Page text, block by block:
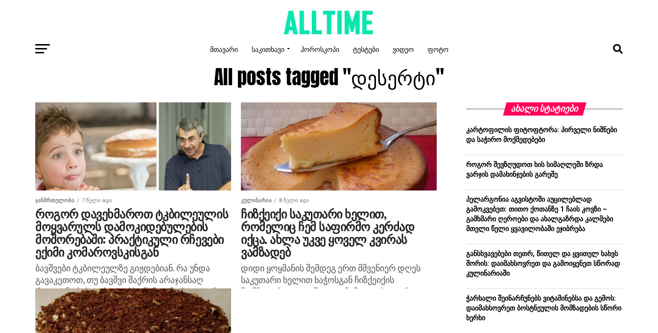
ᲛᲗᲐᲕᲐᲠᲘ ᲡᲐᲙᲘᲗᲮᲐᲕᲘ ᲰᲝᲠᲝᲡᲙᲝᲞᲘ ᲢᲔᲡᲢᲔᲑᲘ ᲕᲘᲓᲔᲝ ᲤᲝᲢᲝ
All posts tagged "დესერტი"
ᲯᲐᲜᲛᲠᲗᲔᲚᲝᲑᲐ 7 წელი ago
როგორ დავეხმაროთ ტკბილეულის
მოყვარულს დამოკიდებულების
მოშორებაში: პრაქტიკული რჩევები
ექიმი კომაროვსკისგან
ბავშვები ტკბილეულზე გიჟდებიან. რა უნდა
გავაკეთოთ, თუ ბავშვი შაქრის არაჯანსაღ
რაოდენობას ღებულობს? წამყვანი პედიატრი
აგიხსნით, თუ რას ნიშნავს „ძალიან ბევრი“ და
გიამბობთ, როგორ შეამციროთ ტკბილი
პროდუქტების...
ᲙᲣᲚᲘᲜᲐᲠᲘᲐ 8 წელი ago
ჩიზქეიქი საკუთარი ხელით,
რომელიც ჩემ საფირმო კერძად
იქცა. ახლა უკვე ყოველ კვირას
ვამზადებ
დიდი ყოყმანის შემდეგ ერთ მშვენიერ დღეს
საკუთარი ხელით ხაჭოსგან ჩიზქეიქის
მომზადება გადავწყვიტე. ჩემდა გასაკვირად,
ᲐᲮᲐᲚᲘ ᲡᲢᲐᲢᲘᲔᲑᲘ
კარტოფილის ფიტოფტორა: პირველი ნიშნები
და საჭირო მოქმედებები
როგორ შევზღუდოთ ხის სიმაღლეში ზრდა
ვარჯის დამახინჯების გარეშე
პელარგონია აგვისტოში აუცილებლად
გამოკვებეთ: თითო ქოთანზე 1 ჩაის კოვზი –
გამხმარი ღეროები და ახალგაზრდა კალმები
მთელი წელი ყვავილობაში ეჯიბრება
განსხვავებები თეთრ, წითელ და ყვითელ ხახვს
შორის: დაიმახსოვრეთ და გამოიყენეთ სწორად
კულინარიაში
ჭარხალი შეინარჩუნებს ვიტამინებსა და გემოს:
დაიმახსოვრეთ ბოსტნეულის მომზადების სწორი
ხერხი